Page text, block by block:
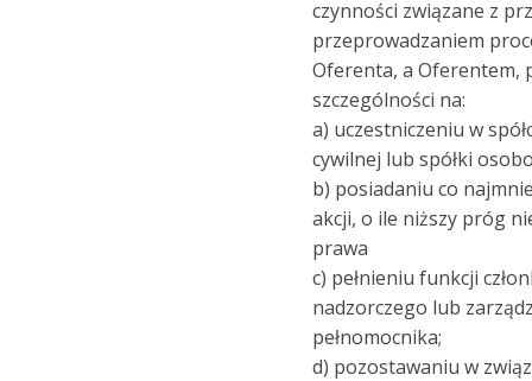
czynności związane z
przeprowadzaniem
Oferenta, a Oferentem,
szczególności na:
a) uczestniczeniu w
cywilnej lub spółki
b) posiadaniu co
akcji, o ile niższy próg
prawa
c) pełnieniu funkcji
nadzorczego lub
pełnomocnika;
d) pozostawaniu w